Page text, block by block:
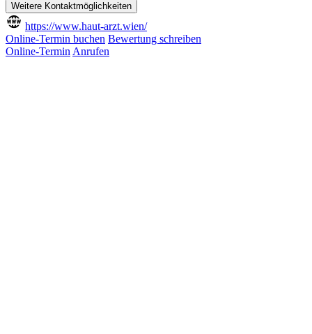
Weitere Kontaktmöglichkeiten
https://www.haut-arzt.wien/
Online-Termin buchen Bewertung schreiben
Online-Termin Anrufen